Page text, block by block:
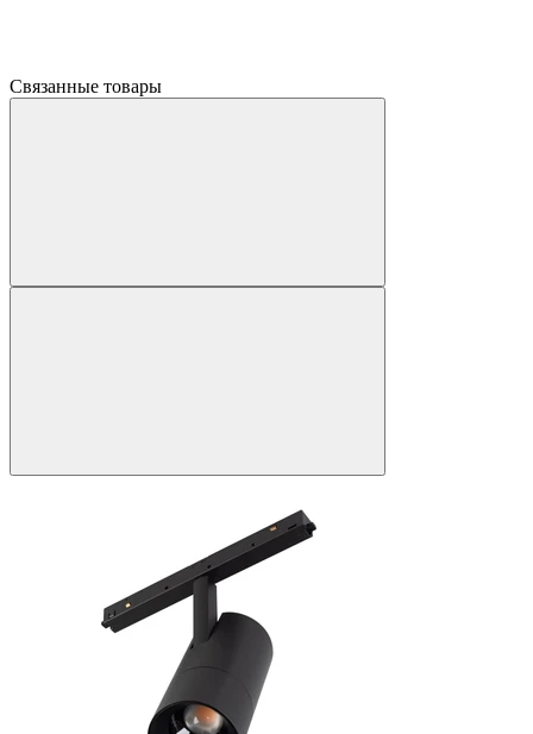
Связанные товары